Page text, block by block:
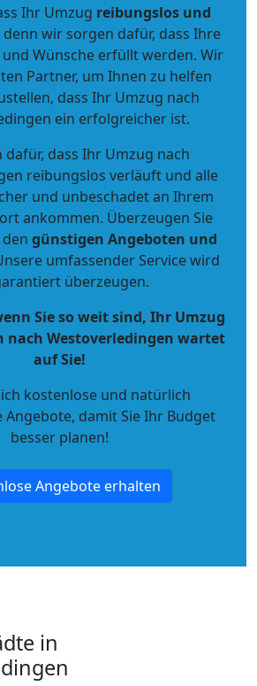
Ihr Umzug reibungslos und
wir sorgen dafür, dass Ihre
Wünsche erfüllt werden. Wir
Partner, um Ihnen zu helfen
dass Ihr Umzug nach
ein erfolgreicher ist.
dafür, dass Ihr Umzug nach
reibungslos verläuft und alle
und unbeschadet an Ihrem
ankommen. Überzeugen Sie
günstigen Angeboten und
umfassender Service wird
überzeugen.
Sie so weit sind, Ihr Umzug
nach Westoverledingen wartet
auf Sie!
kostenlose und natürlich
Angebote, damit Sie Ihr Budget
besser planen!
Angebote erhalten
in